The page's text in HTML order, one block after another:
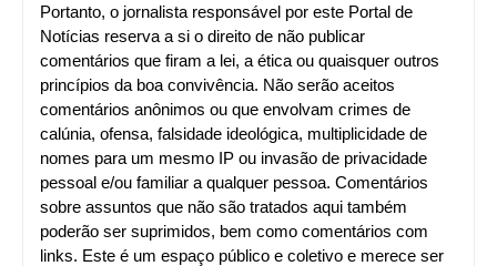
Portanto, o jornalista responsável por este Portal de
Notícias reserva a si o direito de não publicar
comentários que firam a lei, a ética ou quaisquer outros
princípios da boa convivência. Não serão aceitos
comentários anônimos ou que envolvam crimes de
calúnia, ofensa, falsidade ideológica, multiplicidade de
nomes para um mesmo IP ou invasão de privacidade
pessoal e/ou familiar a qualquer pessoa. Comentários
sobre assuntos que não são tratados aqui também
poderão ser suprimidos, bem como comentários com
links. Este é um espaço público e coletivo e merece ser